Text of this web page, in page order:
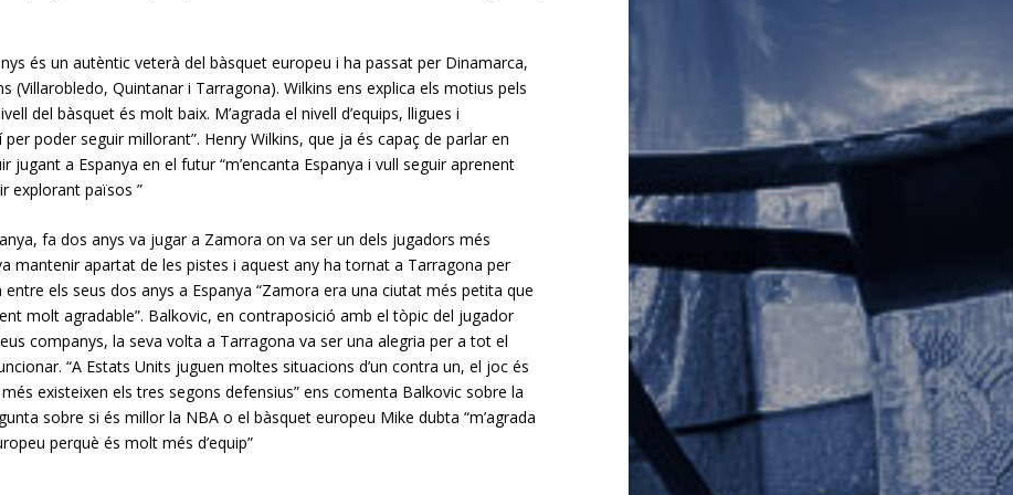
és un autèntic veterà del bàsquet europeu i ha passat per Dinamarca,
(Villarobledo, Quintanar i Tarragona). Wilkins ens explica els motius pels
del bàsquet és molt baix. M’agrada el nivell d’equips, lligues i
poder seguir millorant”. Henry Wilkins, que ja és capaç de parlar en
a Espanya en el futur “m’encanta Espanya i vull seguir aprenent
explorant països ”
fa dos anys va jugar a Zamora on va ser un dels jugadors més
mantenir apartat de les pistes i aquest any ha tornat a Tarragona per
els seus dos anys a Espanya “Zamora era una ciutat més petita que
molt agradable”. Balkovic, en contraposició amb el tòpic del jugador
companys, la seva volta a Tarragona va ser una alegria per a tot el
“A Estats Units juguen moltes situacions d’un contra un, el joc és
existeixen els tres segons defensius” ens comenta Balkovic sobre la
sobre si és millor la NBA o el bàsquet europeu Mike dubta “m’agrada
perquè és molt més d’equip”